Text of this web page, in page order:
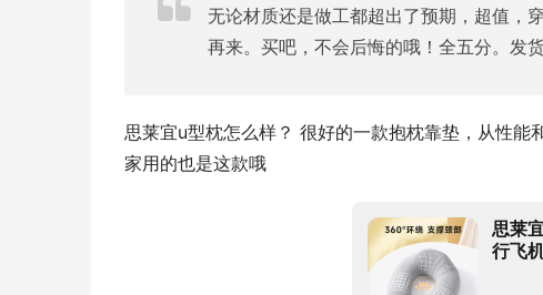
无论材质还是做工都超出了预期，超值，
再来。买吧，不会后悔的哦！全五分。发
思莱宜u型枕怎么样？ 很好的一款抱枕靠垫，从性
家用的也是这款哦
思莱
行飞